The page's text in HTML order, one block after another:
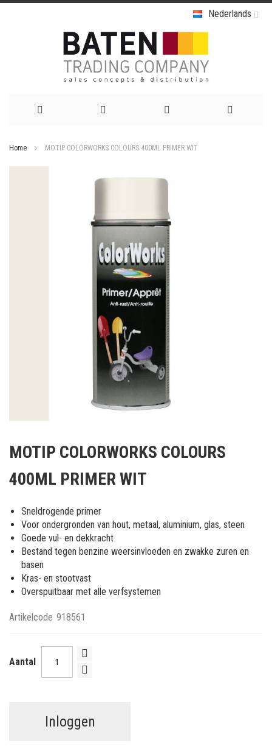
Nederlands
Home MOTIP COLORWORKS COLOURS 400ML PRIMER WIT
het
van
afbeeldingen-
gallerij
MOTIP COLORWORKS COLOURS
400ML PRIMER WIT
Sneldrogende primer
Voor ondergronden van hout, metaal, aluminium, glas, steen
Goede vul- en dekkracht
Bestand tegen benzine weersinvloeden en zwakke zuren en
basen
Kras- en stootvast
Overspuitbaar met alle verfsystemen
Artikelcode 918561
Aantal
Inloggen